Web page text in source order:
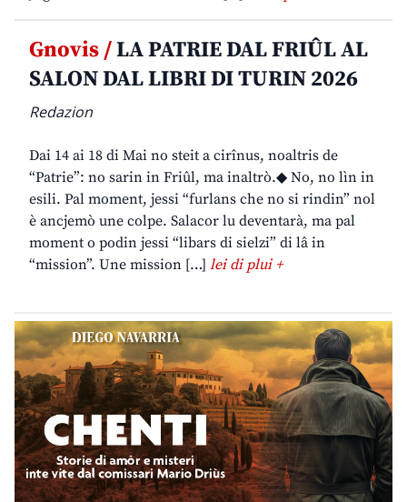
Gnovis /LA PATRIE DAL FRIÛL AL
SALON DAL LIBRI DI TURIN 2026
Redazion
Dai 14 ai 18 di Mai no steit a cirînus, noaltris de
“Patrie”: no sarin in Friûl, ma inaltrò.◆ No, no lìn in
esili. Pal moment, jessi “furlans che no si rindin” nol
è ancjemò une colpe. Salacor lu deventarà, ma pal
moment o podin jessi “libars di sielzi” di lâ in
“mission”. Une mission […] lei di plui +